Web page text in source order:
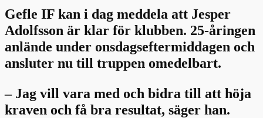
Gefle IF kan i dag meddela att Jesper
Adolfsson är klar för klubben. 25-åringen
anlände under onsdagseftermiddagen och
ansluter nu till truppen omedelbart.
– Jag vill vara med och bidra till att höja
kraven och få bra resultat, säger han.